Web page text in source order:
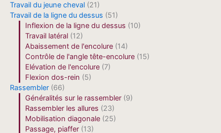
Travail du jeune cheval (21)
Travail de la ligne du dessus (51)
Inflexion de la ligne du dessus (10)
Travail latéral (12)
Abaissement de l'encolure (14)
Contrôle de l'angle tête-encolure (15)
Elévation de l'encolure (7)
Flexion dos-rein (5)
Rassembler (66)
Généralités sur le rassembler (9)
Rassembler les allures (23)
Mobilisation diagonale (25)
Passage, piaffer (13)